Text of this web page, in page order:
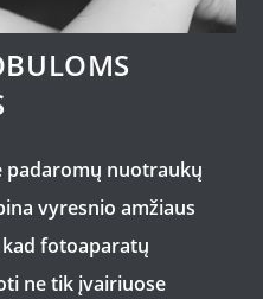
padaromų nuotraukų
vyresnio amžiaus
fotoaparatų
ne tik įvairiuose